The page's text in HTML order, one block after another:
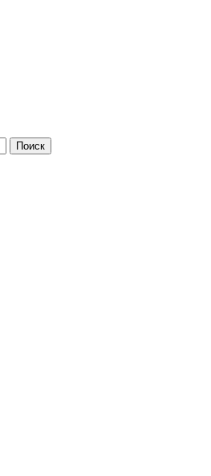
Поиск